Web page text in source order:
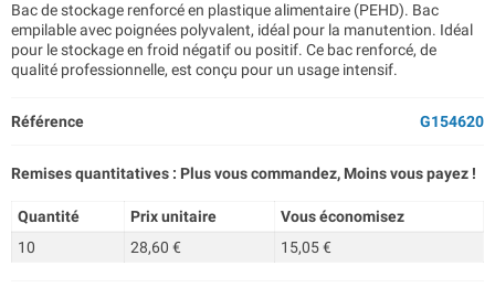
Bac de stockage renforcé en plastique alimentaire (PEHD). Bac
empilable avec poignées polyvalent, idéal pour la manutention. Idéal
pour le stockage en froid négatif ou positif. Ce bac renforcé, de
qualité professionnelle, est conçu pour un usage intensif.
Référence G154620
Remises quantitatives : Plus vous commandez, Moins vous payez !
Quantité Prix unitaire
Vous économisez
10
28,60 € 15,05 €